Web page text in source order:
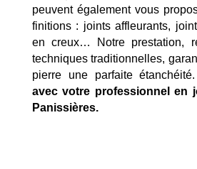
peuvent également vous
finitions : joints affleurants,
en creux… Notre prestation,
techniques traditionnelles,
pierre une parfaite étanchéité.
avec votre professionnel en
Panissières.
Mentions Légales
Politique